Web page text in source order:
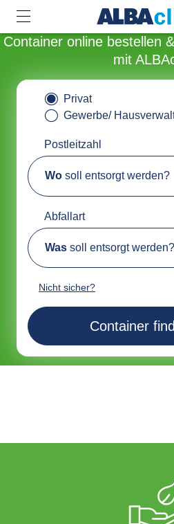
Container online bestellen
mit
Privat
Gewerbe/
Postleitzahl
Wo soll entsorgt werden?
Abfallart
Was soll entsorgt werden?
Nicht sicher?
Container